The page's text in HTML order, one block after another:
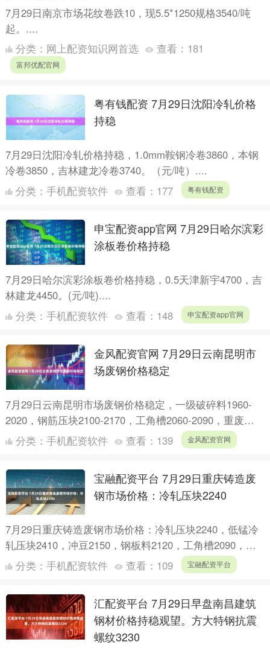
7月29日南京市场花纹卷跌10，现5.5*1250规格3540/吨
起。....
分类： 网上配资知识网首选 查看： 181
富邦优配官网
粤有钱配资 7月29日沈阳冷轧价格
持稳
7月29日沈阳冷轧价格持稳，1.0mm鞍钢冷卷3860，本钢
冷卷3850，吉林建龙冷卷3740。（元/吨）....
分类： 手机配资软件 查看： 177 粤有钱配资
申宝配资app官网 7月29日哈尔滨彩
涂板卷价格持稳
7月29日哈尔滨彩涂板卷价格持稳，0.5天津新宇4700，吉
林建龙4450。(元/吨)....
分类： 手机配资软件 查看： 148 申宝配资app官网
金风配资官网 7月29日云南昆明市
场废钢价格稳定
7月29日云南昆明市场废钢价格稳定，一级破碎料1960-
2020，钢筋压块2100-2170，工角槽2060-2090，重废
1990-2040，彩钢瓦1660-....
分类： 手机配资软件 查看： 139 金风配资官网
宝融配资平台 7月29日重庆铸造废
钢市场价格：冷轧压块2240
7月29日重庆铸造废钢市场价格：冷轧压块2240，低锰冷
轧压块2410，冲豆2150，钢板料2120，工角槽2090，轻
料2150，钢刨花1860，普通刨花18....
分类： 手机配资软件 查看： 109 宝融配资平台
汇配资平台 7月29日早盘南昌建筑
钢材价格持稳观望。方大特钢抗震
螺纹3230